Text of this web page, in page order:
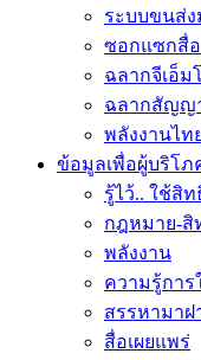
ระบบขนส่
ซอกแซกสื่อ
ฉลากจีเอ็ม
ฉลากสัญญ
พลังงานไท
ข้อมูลเพื่อผู้บริโภ
รู้ไว้.. ใช้สิท
กฎหมาย-สิ
พลังงาน
ความรู้การ
สรรหามาฝ
สื่อเผยแพร่